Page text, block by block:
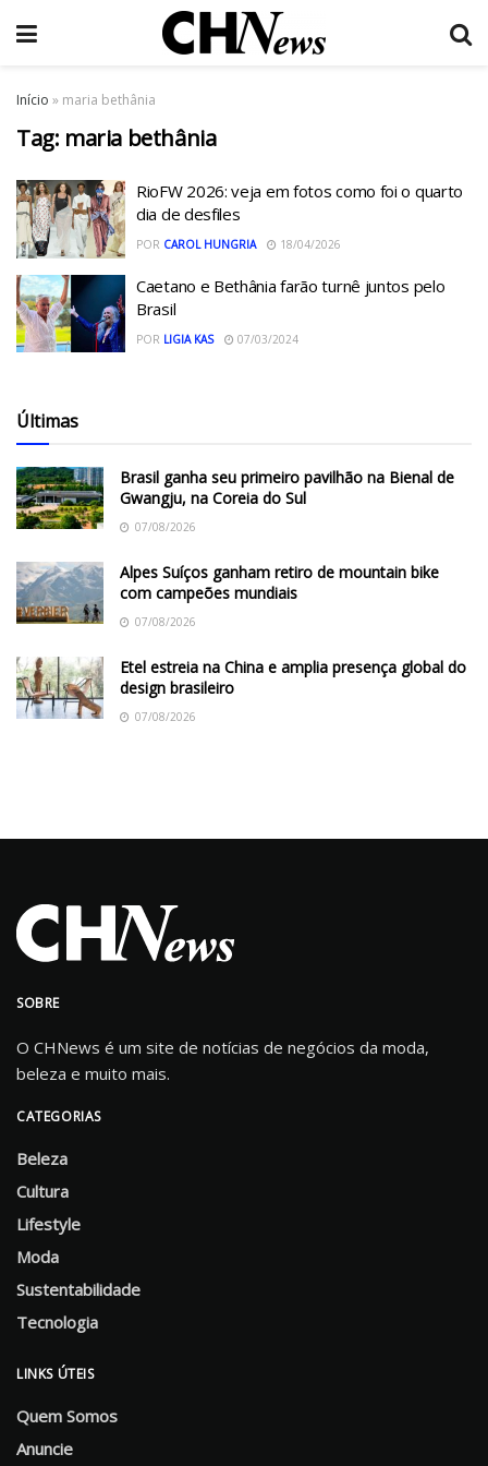
Início » maria bethânia
Tag: maria bethânia
RioFW 2026: veja em fotos como foi o quarto
dia de desfiles
POR CAROL HUNGRIA 18/04/2026
Caetano e Bethânia farão turnê juntos pelo
Brasil
POR LIGIA KAS 07/03/2024
Últimas
Brasil ganha seu primeiro pavilhão na Bienal de
Gwangju, na Coreia do Sul
07/08/2026
Alpes Suíços ganham retiro de mountain bike
com campeões mundiais
07/08/2026
Etel estreia na China e amplia presença global do
design brasileiro
07/08/2026
SOBRE
O CHNews é um site de notícias de negócios da moda,
beleza e muito mais.
CATEGORIAS
Beleza
Cultura
Lifestyle
Moda
Sustentabilidade
Tecnologia
LINKS ÚTEIS
Quem Somos
Anuncie